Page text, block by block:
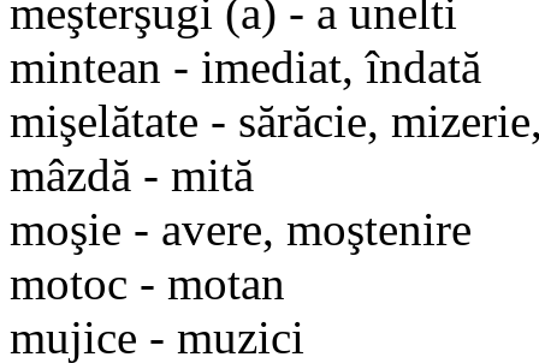
meşterşugi (a) - a unelti
mintean - imediat, îndată
mişelătate - sărăcie,
mâzdă - mită
moşie - avere, moştenire
motoc - motan
mujice - muzici